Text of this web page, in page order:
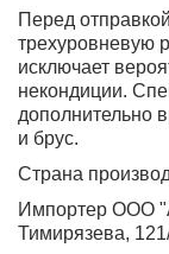
Перед
трехуровневую
исключает
некондиции.
дополнительно
и брус.
Страна
Импортер ООО
Тимирязева,